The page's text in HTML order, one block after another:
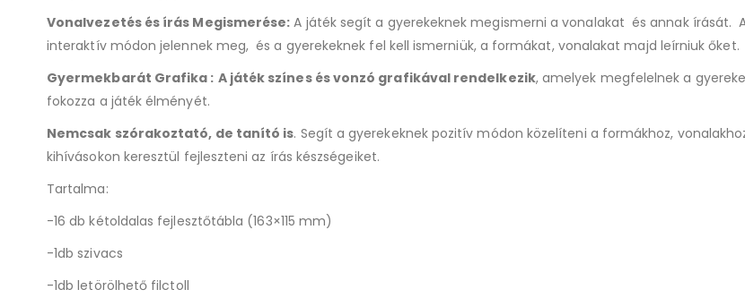
Vonalvezetés és írás Megismerése: A játék segít a gyerekeknek megismerni a vonalakat és annak írását.
interaktív módon jelennek meg, és a gyerekeknek fel kell ismerniük, a formákat, vonalakat majd leírniuk őket.
Gyermekbarát Grafika : A játék színes és vonzó grafikával rendelkezik, amelyek megfelelnek a
fokozza a játék élményét.
Nemcsak szórakoztató, de tanító is. Segít a gyerekeknek pozitív módon közelíteni a formákhoz,
kihívásokon keresztül fejleszteni az írás készségeiket.
Tartalma:
-16 db kétoldalas fejlesztőtábla (163×115 mm)
-1db szivacs
-1db letörölhető filctoll